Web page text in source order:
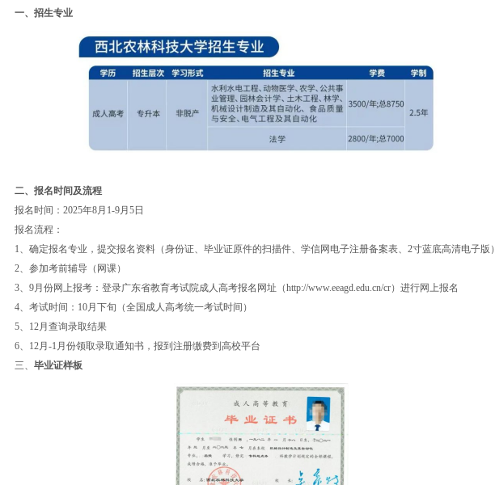
一、招生专业
二、报名时间及流程
报名时间：2025年8月1-9月5日
报名流程：
1、确定报名专业，提交报名资料（身份证、毕业证原件的扫描件、学信网电子注册备案表、2寸蓝底高清电子版）
2、参加考前辅导（网课）
3、9月份网上报考：登录广东省教育考试院成人高考报名网址（http://www.eeagd.edu.cn/cr）进行网上报名
4、考试时间：10月下旬（全国成人高考统一考试时间）
5、12月查询录取结果
6、12月-1月份领取录取通知书，报到注册缴费到高校平台
三、 毕业证样板